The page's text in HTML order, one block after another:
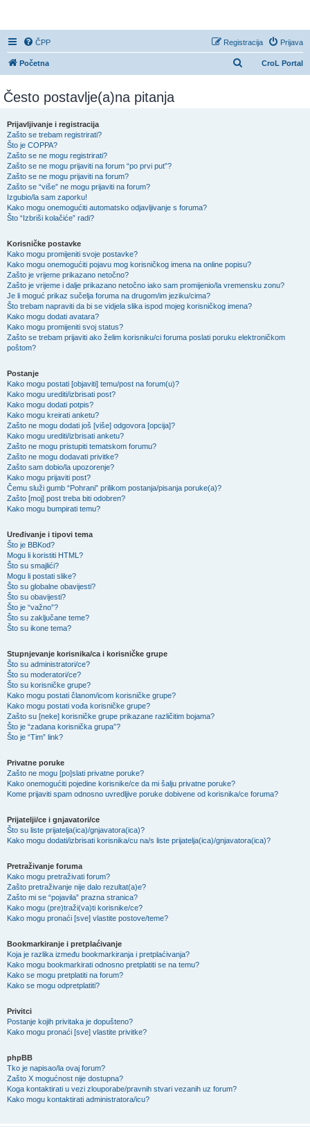
ČPP Prijava
Registracija
CroL Portal
Početna
Često postavlje(a)na pitanja
Prijavljivanje i registracija
Zašto se trebam registrirati?
Što je COPPA?
Zašto se ne mogu registrirati?
Zašto se ne mogu prijaviti na forum “po prvi put”?
Zašto se ne mogu prijaviti na forum?
Zašto se “više” ne mogu prijaviti na forum?
Izgubio/la sam zaporku!
Kako mogu onemogućiti automatsko odjavljivanje s foruma?
Što “Izbriši kolačiće” radi?
Korisničke postavke
Kako mogu promijeniti svoje postavke?
Kako mogu onemogućiti pojavu mog korisničkog imena na online popisu?
Zašto je vrijeme prikazano netočno?
Zašto je vrijeme i dalje prikazano netočno iako sam promijenio/la vremensku zonu?
Je li moguć prikaz sučelja foruma na drugom/im jeziku/cima?
Što trebam napraviti da bi se vidjela slika ispod mojeg korisničkog imena?
Kako mogu dodati avatara?
Kako mogu promijeniti svoj status?
Zašto se trebam prijaviti ako želim korisniku/ci foruma poslati poruku elektroničkom
poštom?
Postanje
Kako mogu postati [objaviti] temu/post na forum(u)?
Kako mogu urediti/izbrisati post?
Kako mogu dodati potpis?
Kako mogu kreirati anketu?
Zašto ne mogu dodati još [više] odgovora [opcija]?
Kako mogu urediti/izbrisati anketu?
Zašto ne mogu pristupiti tematskom forumu?
Zašto ne mogu dodavati privitke?
Zašto sam dobio/la upozorenje?
Kako mogu prijaviti post?
Čemu služi gumb “Pohrani” prilikom postanja/pisanja poruke(a)?
Zašto [moj] post treba biti odobren?
Kako mogu bumpirati temu?
Uređivanje i tipovi tema
Što je BBKod?
Mogu li koristiti HTML?
Što su smajlići?
Mogu li postati slike?
Što su globalne obavijesti?
Što su obavijesti?
Što je “važno”?
Što su zaključane teme?
Što su ikone tema?
Stupnjevanje korisnika/ca i korisničke grupe
Što su administratori/ce?
Što su moderatori/ce?
Što su korisničke grupe?
Kako mogu postati članom/icom korisničke grupe?
Kako mogu postati vođa korisničke grupe?
Zašto su [neke] korisničke grupe prikazane različitim bojama?
Što je “zadana korisnička grupa”?
Što je “Tim” link?
Privatne poruke
Zašto ne mogu [po]slati privatne poruke?
Kako onemogućiti pojedine korisnike/ce da mi šalju privatne poruke?
Kome prijaviti spam odnosno uvredljive poruke dobivene od korisnika/ce foruma?
Prijatelji/ce i gnjavatori/ce
Što su liste prijatelja(ica)/gnjavatora(ica)?
Kako mogu dodati/izbrisati korisnika/cu na/s liste prijatelja(ica)/gnjavatora(ica)?
Pretraživanje foruma
Kako mogu pretraživati forum?
Zašto pretraživanje nije dalo rezultat(a)e?
Zašto mi se “pojavila” prazna stranica?
Kako mogu (pre)traži(va)ti korisnike/ce?
Kako mogu pronaći [sve] vlastite postove/teme?
Bookmarkiranje i pretplaćivanje
Koja je razlika između bookmarkiranja i pretplaćivanja?
Kako mogu bookmarkirati odnosno pretplatiti se na temu?
Kako se mogu pretplatiti na forum?
Kako se mogu odpretplatiti?
Privitci
Postanje kojih privitaka je dopušteno?
Kako mogu pronaći [sve] vlastite privitke?
phpBB
Tko je napisao/la ovaj forum?
Zašto X mogućnost nije dostupna?
Koga kontaktirati u vezi zlouporabe/pravnih stvari vezanih uz forum?
Kako mogu kontaktirati administratora/icu?